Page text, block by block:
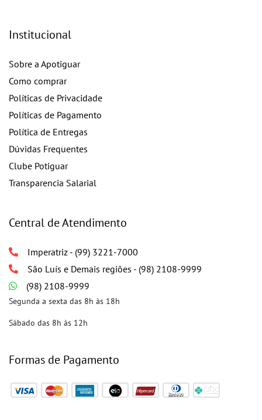
Institucional
Sobre a Apotiguar
Como comprar
Políticas de Privacidade
Políticas de Pagamento
Política de Entregas
Dúvidas Frequentes
Clube Potiguar
Transparencia Salarial
Central de Atendimento
Imperatriz - (99) 3221-7000
São Luís e Demais regiões - (98) 2108-9999
(98) 2108-9999
Segunda a sexta das 8h às 18h
Sábado das 8h às 12h
Formas de Pagamento